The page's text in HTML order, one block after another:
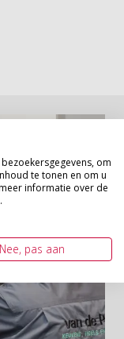
om
te tonen en om u
informatie over de
Nee, pas aan